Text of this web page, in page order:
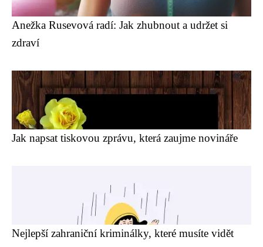
Anežka Rusevová radí: Jak zhubnout a udržet si
zdraví
Jak napsat tiskovou zprávu, která zaujme novináře
Nejlepší zahraniční kriminálky, které musíte vidět